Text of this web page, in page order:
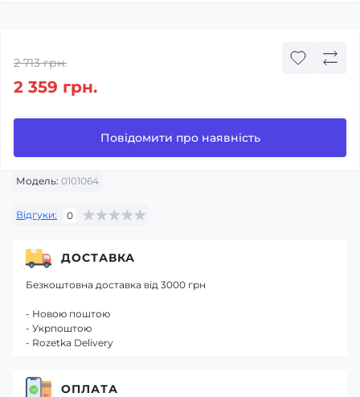
Модель: 0101064
Відгуки: 0
2 713 грн.
2 359 грн.
Повідомити про наявність
ДОСТАВКА
Безкоштовна доставка від 3000 грн
- Новою поштою
- Укрпоштою
- Rozetka Delivery
ОПЛАТА